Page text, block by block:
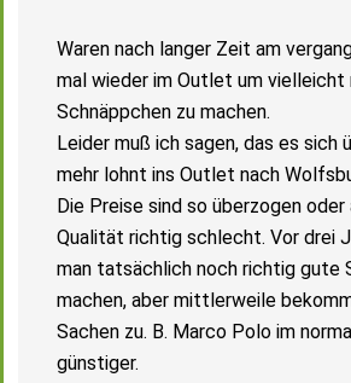
Waren nach langer Zeit am
mal wieder im Outlet um vielleicht
Schnäppchen zu machen.
Leider muß ich sagen, das es sich
mehr lohnt ins Outlet nach
Die Preise sind so überzogen oder
Qualität richtig schlecht. Vor drei
man tatsächlich noch richtig gute
machen, aber mittlerweile
Sachen zu. B. Marco Polo im
günstiger.